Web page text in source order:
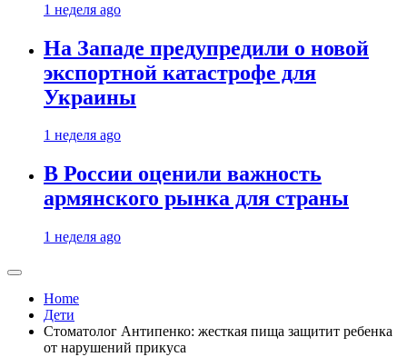
1 неделя ago
На Западе предупредили о новой
экспортной катастрофе для
Украины
1 неделя ago
В России оценили важность
армянского рынка для страны
1 неделя ago
Home
Дети
Стоматолог Антипенко: жесткая пища защитит ребенка
от нарушений прикуса